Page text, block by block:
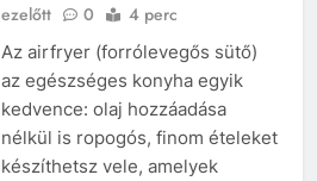
ezelőtt
0 4 perc
Az airfryer (forrólevegős sütő)
az egészséges konyha egyik
kedvence: olaj hozzáadása
nélkül is ropogós, finom ételeket
készíthetsz vele, amelyek